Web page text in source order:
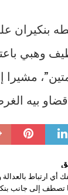
بنكيران
وهبي
مشيرا
بيه
أي ارتباط
تصطف إلى جانب